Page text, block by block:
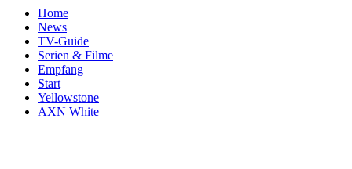
Home
News
TV-Guide
Serien & Filme
Empfang
Start
Yellowstone
AXN White